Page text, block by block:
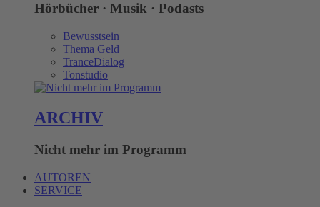
Hörbücher · Musik · Podasts
Bewusstsein
Thema Geld
TranceDialog
Tonstudio
ARCHIV
Nicht mehr im Programm
AUTOREN
SERVICE